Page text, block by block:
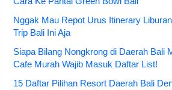
Nggak Mau Repot Urus Itinerary
Trip Bali Ini Aja
Siapa Bilang Nongkrong di Daerah Bali
Cafe Murah Wajib Masuk Daftar List!
15 Daftar Pilihan Resort Daerah Bali